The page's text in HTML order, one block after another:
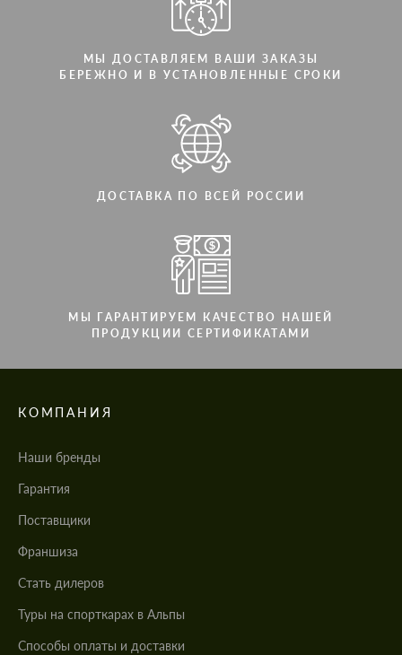
МЫ ДОСТАВЛЯЕМ ВАШИ ЗАКАЗЫ
БЕРЕЖНО И В УСТАНОВЛЕННЫЕ СРОКИ
ДОСТАВКА ПО ВСЕЙ РОССИИ
МЫ ГАРАНТИРУЕМ КАЧЕСТВО НАШЕЙ
ПРОДУКЦИИ СЕРТИФИКАТАМИ
КОМПАНИЯ
Наши бренды
Гарантия
Поставщики
Франшиза
Стать дилеров
Туры на спорткарах в Альпы
Cпособы оплаты и доставки